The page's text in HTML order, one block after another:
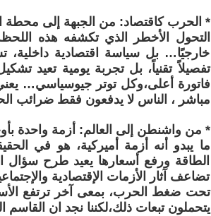
* الحرب كاقتصاد: من الجبهة إلى محطة
التحول الأخطر الذي تكشفه هذه
خارجيًا… بل سياسة اقتصادية داخلية،
تفصيلاً تقنياً، بل تجربة يومية تعيد
فاتورة أعلى،وكل توتر جيوسياسي…
مباشر ، الناس لا يدفعون فقط ضرائب
* من واشنطن إلى العالم: أزمة واحدة
ما يبدو أنه أزمة أميركية، هو في
الطاقة ورفع أسعارها يعيد طرح سؤال
تضاعف آثار الأزمات الإقتصادية
تحت ضغط الحرب، بمعى آخر ترتفع
يتحملون تبعات ذلك،لكننا نجد ان